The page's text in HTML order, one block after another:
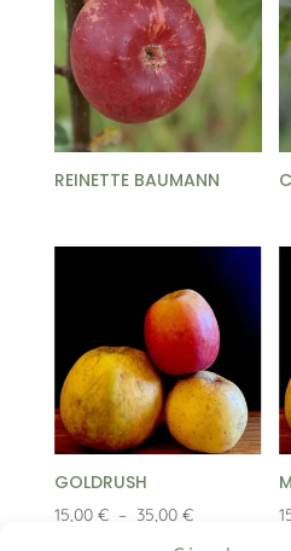
REINETTE BAUMANN
GOLDRUSH
15,00 € – 35,00 €Plage
de